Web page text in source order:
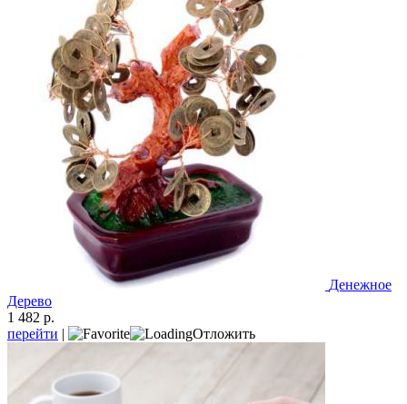
Денежное
Дерево
1 482 р.
перейти | Отложить